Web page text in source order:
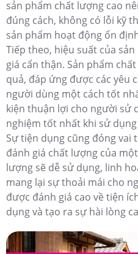
sản phẩm chất lượng cao
đúng cách, không có lỗi kỹ
sản phẩm hoạt động ổn
Tiếp theo, hiệu suất của
giá cẩn thận. Sản phẩm
quả, đáp ứng được các yêu
người dùng một cách tốt
kiện thuận lợi cho người sử
nghiệm tốt nhất khi sử
Sự tiện dụng cũng đóng
đánh giá chất lượng của
lượng sẽ dễ sử dụng, linh
mang lại sự thoải mái cho
được đánh giá cao về tiện
dụng và tạo ra sự hài lòng